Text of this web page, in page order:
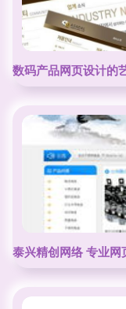
数码产品网页设计的
泰兴精创网络 专业